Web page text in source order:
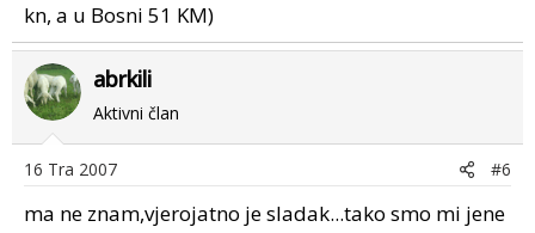
kn, a u Bosni 51 KM)
abrkili
Aktivni član
16 Tra 2007 #6
ma ne znam,vjerojatno je sladak...tako smo mi jene